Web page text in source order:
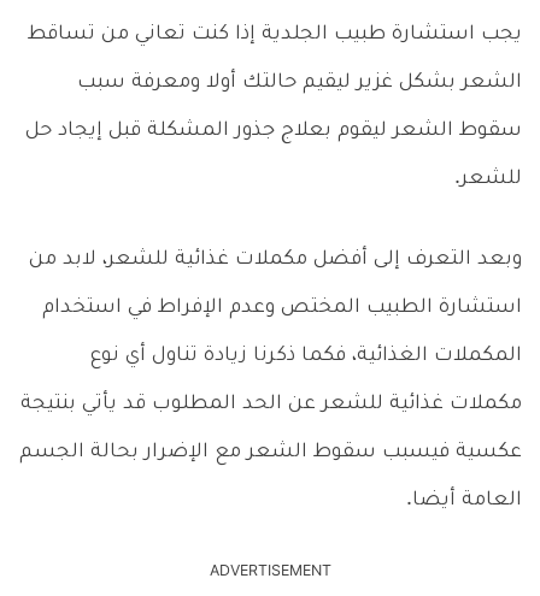
يجب استشارة طبيب الجلدية إذا كنت تعاني من تساقط
الشعر بشكل غزير ليقيم حالتك أولا ومعرفة سبب
سقوط الشعر ليقوم بعلاج جذور المشكلة قبل إيجاد حل
للشعر.
وبعد التعرف إلى أفضل مكملات غذائية للشعر، لابد من
استشارة الطبيب المختص وعدم الإفراط في استخدام
المكملات الغذائية، فكما ذكرنا زيادة تناول أي نوع
مكملات غذائية للشعر عن الحد المطلوب قد يأتي بنتيجة
عكسية فيسبب سقوط الشعر مع الإضرار بحالة الجسم
العامة أيضا.
ADVERTISEMENT